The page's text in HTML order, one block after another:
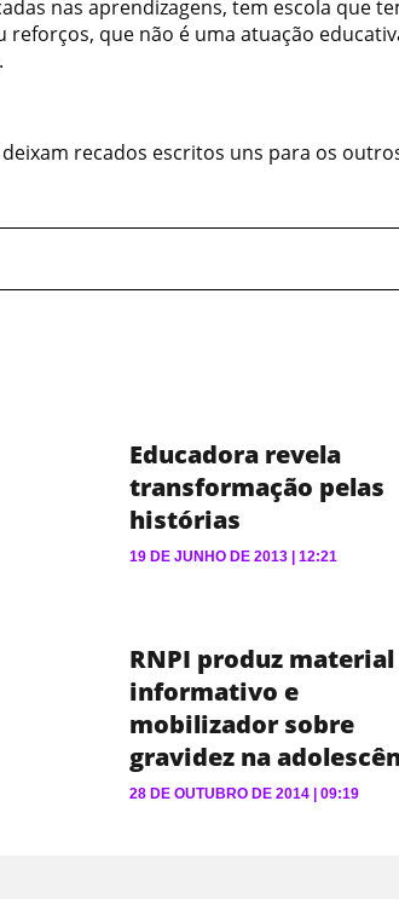
nas aprendizagens, tem escola que
que não é uma atuação
recados escritos uns para os
Educadora revela
transformação pelas
histórias
19 DE JUNHO DE 2013 12:21
RNPI produz material
informativo e
mobilizador sobre
gravidez na
28 DE OUTUBRO DE 2014 09:19